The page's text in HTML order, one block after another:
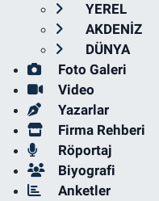
YEREL
AKDENİZ
DÜNYA
Foto Galeri
Video
Yazarlar
Firma Rehberi
Röportaj
Biyografi
Anketler